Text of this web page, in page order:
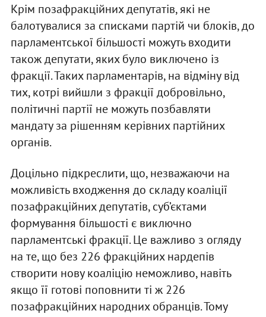
Крім позафракційних депутатів, які не
балотувалися за списками партій чи блоків, до
парламентської більшості можуть входити
також депутати, яких було виключено із
фракції. Таких парламентарів, на відміну від
тих, котрі вийшли з фракції добровільно,
політичні партії не можуть позбавляти
мандату за рішенням керівних партійних
органів.
Доцільно підкреслити, що, незважаючи на
можливість входження до складу коаліції
позафракційних депутатів, суб’єктами
формування більшості є виключно
парламентські фракції. Це важливо з огляду
на те, що без 226 фракційних нардепів
створити нову коаліцію неможливо, навіть
якщо її готові поповнити ті ж 226
позафракційних народних обранців. Тому